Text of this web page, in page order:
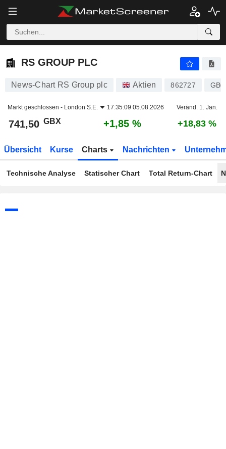
RS GROUP PLC
RS GROUP PLC
News-Chart RS Group plc Aktien 862727
Markt geschlossen - London S.E. 17:35:09 05.08.2026 Veränd. 1. Jan.
741,50 GBX +1,85 % +18,83 %
Übersicht Kurse Charts Nachrichten
Technische Analyse Statischer Chart Total Return-Chart